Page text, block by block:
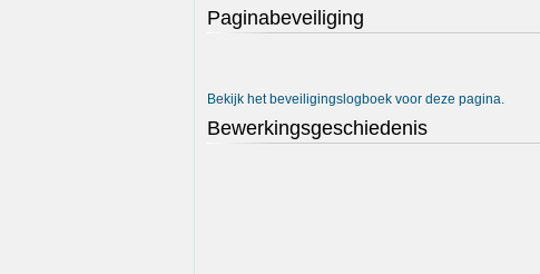
Paginabeveiliging
Bekijk het beveiligingslogboek voor deze pagina.
Bewerkingsgeschiedenis